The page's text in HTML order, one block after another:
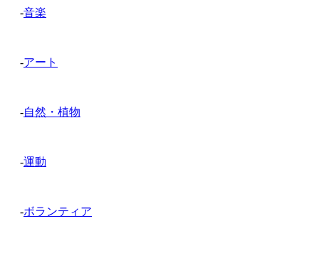
-音楽
-アート
-自然・植物
-運動
-ボランティア